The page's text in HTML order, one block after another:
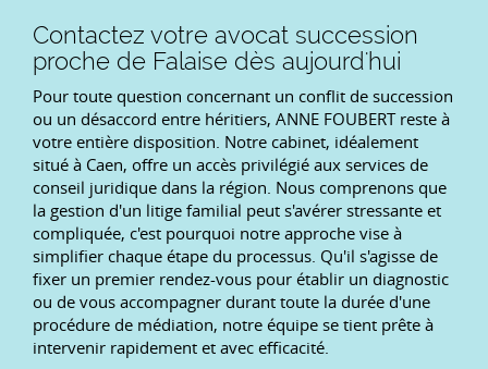
Contactez votre avocat succession
proche de Falaise dès aujourd'hui
Pour toute question concernant un conflit de succession
ou un désaccord entre héritiers, ANNE FOUBERT reste à
votre entière disposition. Notre cabinet, idéalement
situé à Caen, offre un accès privilégié aux services de
conseil juridique dans la région. Nous comprenons que
la gestion d'un litige familial peut s'avérer stressante et
compliquée, c'est pourquoi notre approche vise à
simplifier chaque étape du processus. Qu'il s'agisse de
fixer un premier rendez-vous pour établir un diagnostic
ou de vous accompagner durant toute la durée d'une
procédure de médiation, notre équipe se tient prête à
intervenir rapidement et avec efficacité.